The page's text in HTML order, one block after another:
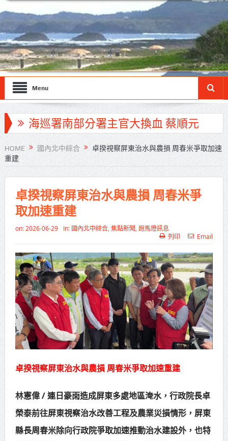
Menu
海巡署南部分署主官大換血 蔡順元
勉提升巡防戰力
北市鮮奶週報再升級！8月31日補助
擴大至國中生
雙北合作里程碑！萬大線動態測試
侯友宜蔣萬安攜手視察
高齡健康產業博覽會8/7盛大登場 新
北形象館亮相
打鐵厝北側產業園區產業設施公共
動土創造千個就業機會
高雄「三民運動中心」市長陳其
邁、運動部長李洋各界貴賓共同揭幕
法比賽 圓滿落幕
賴清德總統主持將官晉任 期勉精進
不對稱戰力
蔣萬安再拋出「倒閣說」 喊推陳其
HOME 國內北中綜合
卓揆視察屏東治水與農損 周春米爭取加速
重建
卓揆視察屏東治水與農損 周春米爭
取加速重建
on: 2026-06-29 In: 國內北中綜合, 焦點新聞 跑馬燈訊息
列印
Email
卓揆視察屏東治水與農損 周春米爭取加速重建
林憲偉 / 連日豪雨造成屏東多處地區淹水，行政院長卓
榮泰前往屏東視察治水改善工程及農業災損情形，屏東
縣長周春米除向行政院爭取加速推動治水建設外，也特